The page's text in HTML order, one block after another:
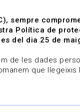
A qui
sempre
Política de
del dia 25 de
de les dades
que